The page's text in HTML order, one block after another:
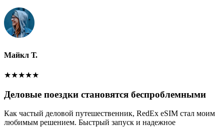
Майкл Т.
★★★★★
Деловые поездки становятся беспроблемными
Как частый деловой путешественник, RedEx eSIM стал моим
любимым решением. Быстрый запуск и надежное